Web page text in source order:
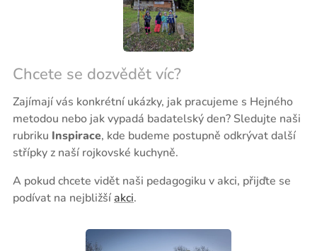
Chcete se dozvědět víc?
Zajímají vás konkrétní ukázky, jak pracujeme s Hejného
metodou nebo jak vypadá badatelský den? Sledujte naši
rubriku Inspirace, kde budeme postupně odkrývat další
střípky z naší rojkovské kuchyně.
A pokud chcete vidět naši pedagogiku v akci, přijďte se
podívat na nejbližšíakci.